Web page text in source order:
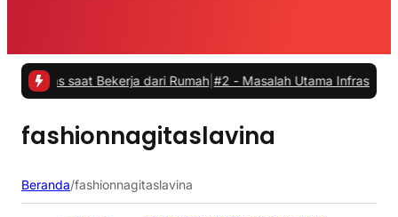
saat Bekerja dari Rumah |#2 -Masalah Utama Infrastruktur
fashionnagitaslavina
Beranda/fashionnagitaslavina